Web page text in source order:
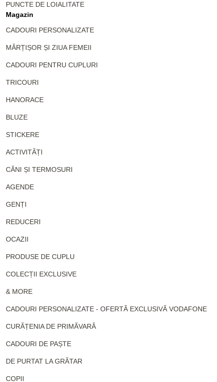
PUNCTE DE LOIALITATE
Magazin
CADOURI PERSONALIZATE
MĂRȚIȘOR ȘI ZIUA FEMEII
CADOURI PENTRU CUPLURI
TRICOURI
HANORACE
BLUZE
STICKERE
ACTIVITĂȚI
CĂNI ȘI TERMOSURI
AGENDE
GENȚI
REDUCERI
OCAZII
PRODUSE DE CUPLU
COLECȚII EXCLUSIVE
& MORE
CADOURI PERSONALIZATE - OFERTĂ EXCLUSIVĂ VODAFONE
CURĂȚENIA DE PRIMĂVARĂ
CADOURI DE PAȘTE
DE PURTAT LA GRĂTAR
COPII